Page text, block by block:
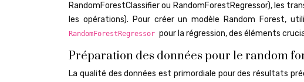
RandomForestClassifier ou RandomForestRegressor), les
les opérations). Pour créer un modèle Random Forest,
RandomForestRegressor pour la régression, des éléments
Préparation des données pour le random
La qualité des données est primordiale pour des résultats